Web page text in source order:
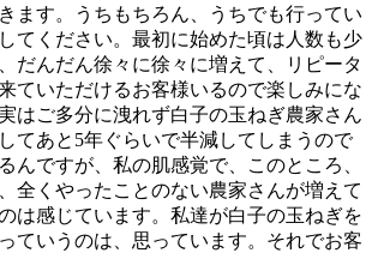
ます。うちもちろん、うちでも行ってい
てください。最初に始めた頃は人数も少
だんだん徐々に徐々に増えて、リピータ
ていただけるお客様いるので楽しみにな
はご多分に洩れず白子の玉ねぎ農家さん
てあと5年ぐらいで半減してしまうので
んですが、私の肌感覚で、このところ、
全くやったことのない農家さんが増えて
は感じています。私達が白子の玉ねぎを
ていうのは、思っています。それでお客